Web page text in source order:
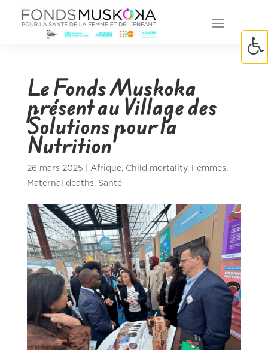
Le Fonds Muskoka
présent au Village des
Solutions pour la
Nutrition
26 mars 2025 Afrique, Child mortality, Femmes,
Maternal deaths, Santé